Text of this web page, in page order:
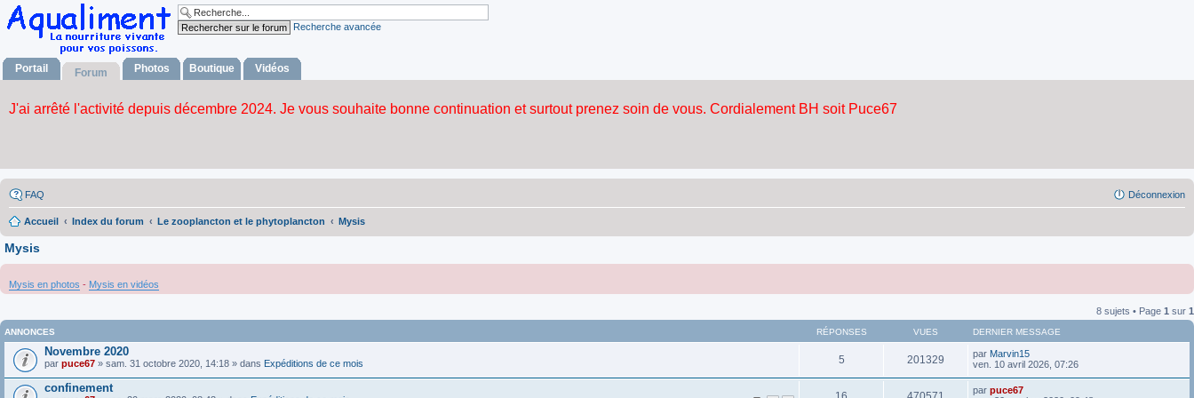
Recherche avancée
Portail Forum Photos Boutique Vidéos
FAQ Déconnexion
Accueil Index du forum Le zooplancton et le phytoplancton Mysis
Mysis
Mysis en photos - Mysis en vidéos
8 sujets • Page 1 sur 1
ANNONCES RÉPONSES VUES DERNIER MESSAGE
Novembre 2020
par puce67 » sam. 31 octobre 2020, 14:18 » dans Expéditions de ce mois 5 201329 par Marvin15
ven. 10 avril 2026, 07:26
confinement par puce67